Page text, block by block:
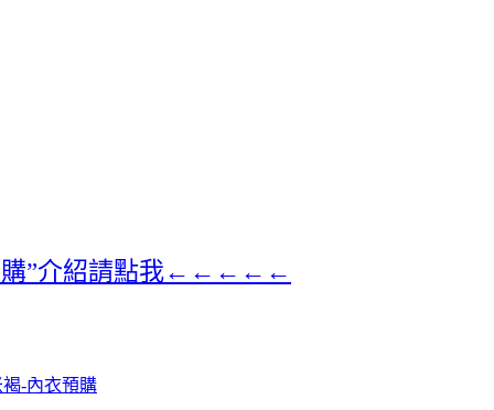
購”介紹請點我←←←←←
-內衣預購